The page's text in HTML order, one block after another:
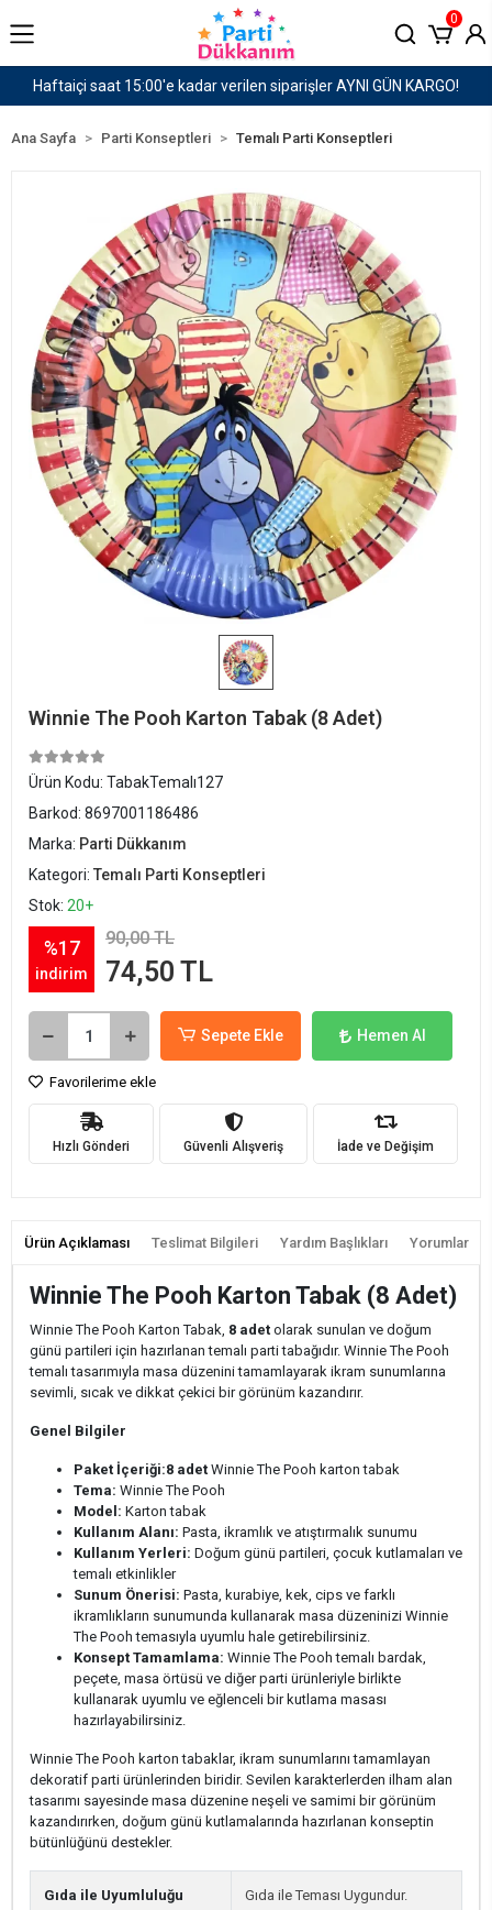
KARGO! 1500 TL ve Üzeri Kargo Ücretsiz!
0
Ana Sayfa Parti Konseptleri Temalı Parti Konseptleri
Winnie The Pooh Karton Tabak (8 Adet)
Ürün Kodu: TabakTemalı127
Barkod: 8697001186486
Marka: Parti Dükkanım
Kategori: Temalı Parti Konseptleri
Stok: 20+
%17
indirim
90,00 TL
74,50 TL
Sepete Ekle Hemen Al
Favorilerime ekle
Hızlı Gönderi Güvenli Alışveriş İade ve Değişim
Ürün Açıklaması Teslimat Bilgileri Yardım Başlıkları Yorumlar
Winnie The Pooh Karton Tabak (8 Adet)
Winnie The Pooh Karton Tabak, 8 adet olarak sunulan ve doğum
günü partileri için hazırlanan temalı parti tabağıdır. Winnie The Pooh
temalı tasarımıyla masa düzenini tamamlayarak ikram sunumlarına
sevimli, sıcak ve dikkat çekici bir görünüm kazandırır.
Genel Bilgiler
Paket İçeriği:8 adet Winnie The Pooh karton tabak
Tema: Winnie The Pooh
Model: Karton tabak
Kullanım Alanı: Pasta, ikramlık ve atıştırmalık sunumu
Kullanım Yerleri: Doğum günü partileri, çocuk kutlamaları ve
temalı etkinlikler
Sunum Önerisi: Pasta, kurabiye, kek, cips ve farklı
ikramlıkların sunumunda kullanarak masa düzeninizi Winnie
The Pooh temasıyla uyumlu hale getirebilirsiniz.
Konsept Tamamlama: Winnie The Pooh temalı bardak,
peçete, masa örtüsü ve diğer parti ürünleriyle birlikte
kullanarak uyumlu ve eğlenceli bir kutlama masası
hazırlayabilirsiniz.
Winnie The Pooh karton tabaklar, ikram sunumlarını tamamlayan
dekoratif parti ürünlerinden biridir. Sevilen karakterlerden ilham alan
tasarımı sayesinde masa düzenine neşeli ve samimi bir görünüm
kazandırırken, doğum günü kutlamalarında hazırlanan konseptin
bütünlüğünü destekler.
Gıda ile Uyumluluğu Gıda ile Teması Uygundur.